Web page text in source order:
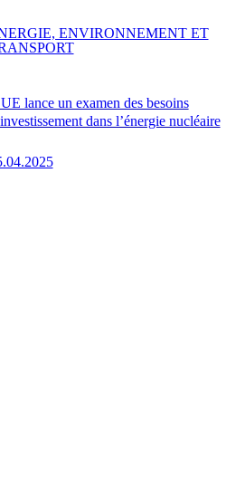
lance un examen des besoins
dans l’énergie nucléaire
ENVIRONNEMENT ET